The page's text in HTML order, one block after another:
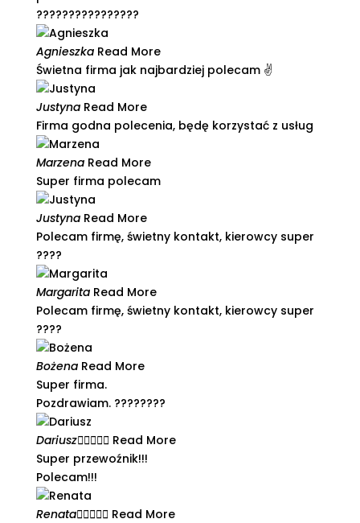
????????????????
AgnieszkaRead More
Świetna firma jak najbardziej polecam ✌️​
JustynaRead More
Firma godna polecenia, będę korzystać z usług​
MarzenaRead More
Super firma polecam
JustynaRead More
Polecam firmę, świetny kontakt, kierowcy super
????​
MargaritaRead More
Polecam firmę, świetny kontakt, kierowcy super
????​
BożenaRead More
Super firma.
Pozdrawiam. ????????
Dariusz Read More
Super przewoźnik!!!
Polecam!!!
Renata Read More